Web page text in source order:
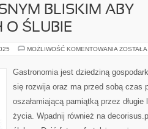
BLISKIM ABY
O ŚLUBIE
MOŻLIWOŚĆ KOMENTOWANIA
KARTKI
WYSYŁA
ABY
Gastronomia jest dziedziną
się rozwija oraz ma przed sobą czas
oszałamiającą pamiątką przez długie
życia. Wpadnij również na